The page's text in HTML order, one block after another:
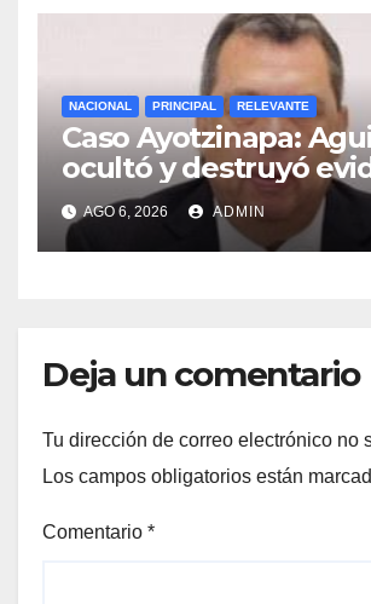
NACIONAL PRINCIPAL RELEVANTE
Caso Ayotzinapa:
ocultó y destruyó
AGO 6, 2026 ADMIN
Deja un comentario
Tu dirección de correo electrónico no
Los campos obligatorios están
Comentario *